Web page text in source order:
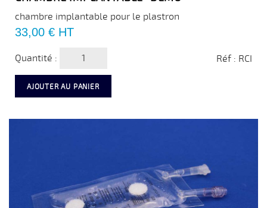
chambre implantable pour le plastron
Prix
33,00 € HT
Quantité : Réf : RCI
AJOUTER AU PANIER